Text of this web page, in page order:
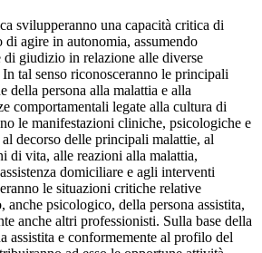
svilupperanno una capacità critica di
di agire in autonomia, assumendo
di giudizio in relazione alle diverse
tal senso riconosceranno le principali
della persona alla malattia e alla
comportamentali legate alla cultura di
le manifestazioni cliniche, psicologiche e
decorso delle principali malattie, al
di vita, alle reazioni alla malattia,
domiciliare e agli interventi
le situazioni critiche relative
anche psicologico, della persona assistita,
anche altri professionisti. Sulla base della
assistita e conformemente al profilo del